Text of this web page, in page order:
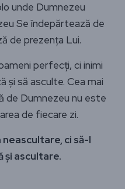
unde Dumnezeu
Se îndepărtează de
de prezența Lui.
perfecți, ci inimi
și să asculte. Cea mai
de Dumnezeu nu este
de fiecare zi.
ci să-I
și ascultare.